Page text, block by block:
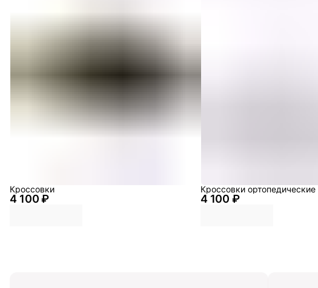
4 100 ₽
Кроссовки
4 100 ₽
Кроссовки ортопедические